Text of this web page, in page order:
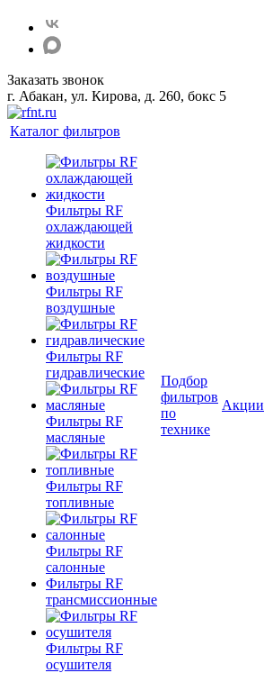
Заказать звонок
г. Абакан, ул. Кирова, д. 260, бокс 5
Каталог фильтров
Фильтры RF
охлаждающей
жидкости
Фильтры RF
воздушные
Фильтры RF
гидравлические
Фильтры RF
масляные
Фильтры RF
топливные
Фильтры RF
салонные
Фильтры RF
трансмиссионные
Фильтры RF
осушителя
Подбор
фильтров
по
технике
Акции